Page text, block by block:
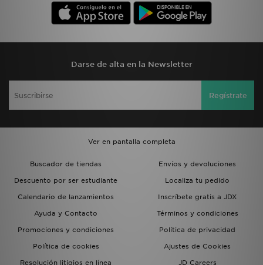
Darse de alta en la Newsletter
Regístrate
Ver en pantalla completa
Buscador de tiendas
Envíos y devoluciones
Descuento por ser estudiante
Localiza tu pedido
Calendario de lanzamientos
Inscríbete gratis a JDX
Ayuda y Contacto
Términos y condiciones
Promociones y condiciones
Política de privacidad
Política de cookies
Ajustes de Cookies
Resolución litigios en línea
JD Careers